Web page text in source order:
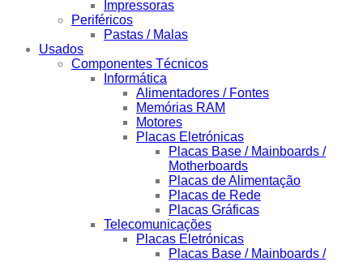
Impressoras
Periféricos
Pastas / Malas
Usados
Componentes Técnicos
Informática
Alimentadores / Fontes
Memórias RAM
Motores
Placas Eletrónicas
Placas Base / Mainboards /
Motherboards
Placas de Alimentação
Placas de Rede
Placas Gráficas
Telecomunicações
Placas Eletrónicas
Placas Base / Mainboards /